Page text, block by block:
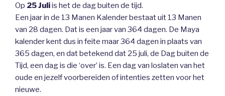
Op 25 Juliis het de dag buiten de tijd.
Een jaar in de 13 Manen Kalender bestaat uit 13 Manen
van 28 dagen. Dat is een jaar van 364 dagen. De Maya
kalender kent dus in feite maar 364 dagen in plaats van
365 dagen, en dat betekend dat 25 juli, de Dag buiten de
Tijd, een dag is die ‘over’ is. Een dag van loslaten van het
oude en jezelf voorbereiden of intenties zetten voor het
nieuwe.